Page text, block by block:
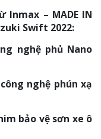
Inmax – MADE IN
Swift 2022:
nghệ phủ Nano
nghệ phún xạ
bảo vệ sơn xe ô